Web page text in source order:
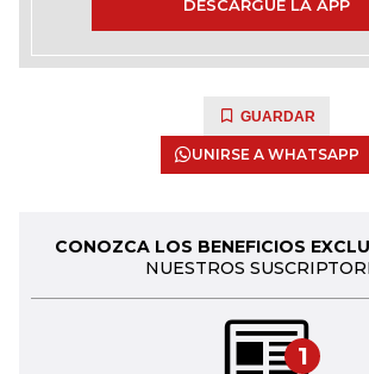
DESCARGUE LA APP
GUARDAR
UNIRSE A WHATSAPP
CONOZCA LOS BENEFICIOS
NUESTROS
1